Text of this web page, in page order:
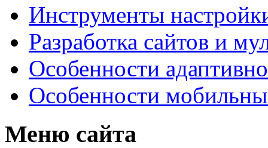
Инструменты
Разработка сайтов и
Особенности
Особенности
Меню сайта